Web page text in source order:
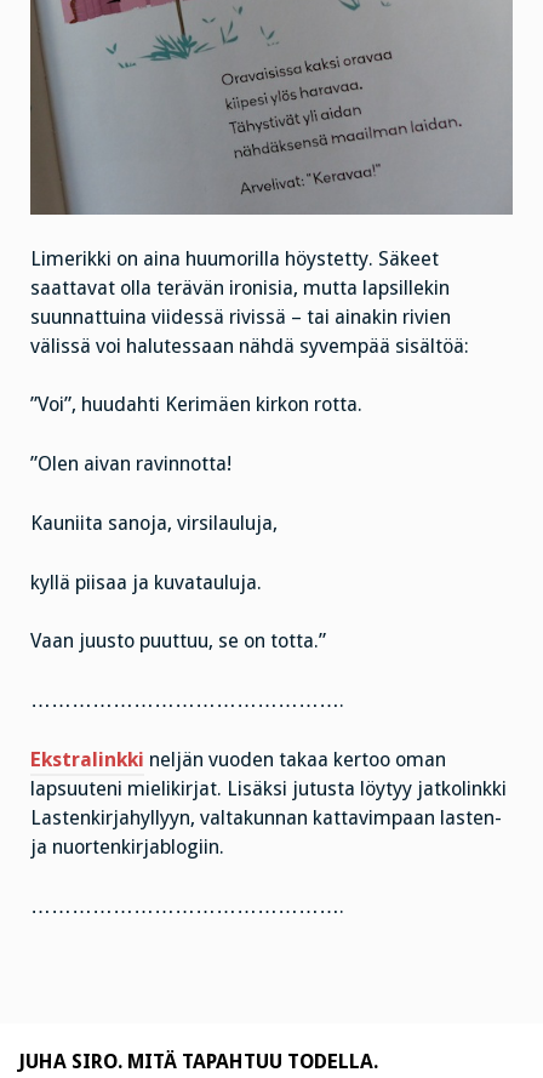
Limerikki on aina huumorilla höystetty. Säkeet
saattavat olla terävän ironisia, mutta lapsillekin
suunnattuina viidessä rivissä – tai ainakin rivien
välissä voi halutessaan nähdä syvempää sisältöä:
”Voi”, huudahti Kerimäen kirkon rotta.
”Olen aivan ravinnotta!
Kauniita sanoja, virsilauluja,
kyllä piisaa ja kuvatauluja.
Vaan juusto puuttuu, se on totta.”
……………………………………….
Ekstralinkki neljän vuoden takaa kertoo oman
lapsuuteni mielikirjat. Lisäksi jutusta löytyy jatkolinkki
Lastenkirjahyllyyn, valtakunnan kattavimpaan lasten-
ja nuortenkirjablogiin.
……………………………………….
JUHA SIRO. MITÄ TAPAHTUU TODELLA.